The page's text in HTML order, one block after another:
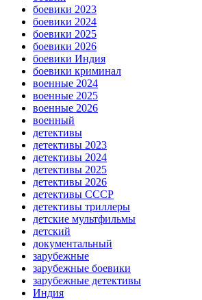
боевики 2023
боевики 2024
боевики 2025
боевики 2026
боевики Индия
боевики криминал
военные 2024
военные 2025
военные 2026
военный
детективы
детективы 2023
детективы 2024
детективы 2025
детективы 2026
детективы СССР
детективы триллеры
детские мультфильмы
детский
документальный
зарубежные
зарубежные боевики
зарубежные детективы
Индия